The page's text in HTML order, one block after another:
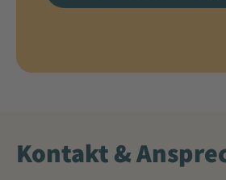
Kontakt &